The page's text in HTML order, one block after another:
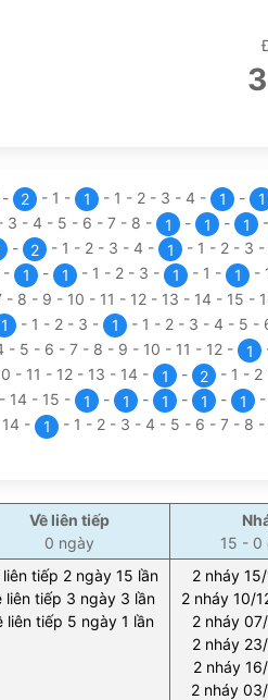
- 2 - 1 - 1 - 1 - 2 - 3 - 4 - 1 - 1
3 - 4 - 5 - 6 - 7 - 8 - 1 - 1 - 1 -
- 2 - 1 - 2 - 3 - 4 - 1 - 1 - 2 - 3 -
- 1 - 1 - 1 - 2 - 3 - 1 - 1 - 1 -
- 8 - 9 - 10 - 11 - 12 - 13 - 14 - 15 -
1 - 1 - 2 - 3 - 1 - 1 - 2 - 3 - 4 - 5 -
- 5 - 6 - 7 - 8 - 9 - 10 - 11 - 12 - 1
- 11 - 12 - 13 - 14 - 1 - 2 - 1 - 2
- 14 - 15 - 1 - 1 - 1 - 1 - 1 -
14 - 1 - 1 - 2 - 3 - 4 - 5 - 6 - 7 - 8 -
Về liên tiếp
0 ngày
15 - 0
tiếp 2 ngày 15 lần
liên tiếp 3 ngày 3 lần
liên tiếp 5 ngày 1 lần
2 nháy
2 nháy 10/
2 nháy
2 nháy
2 nháy
2 nháy